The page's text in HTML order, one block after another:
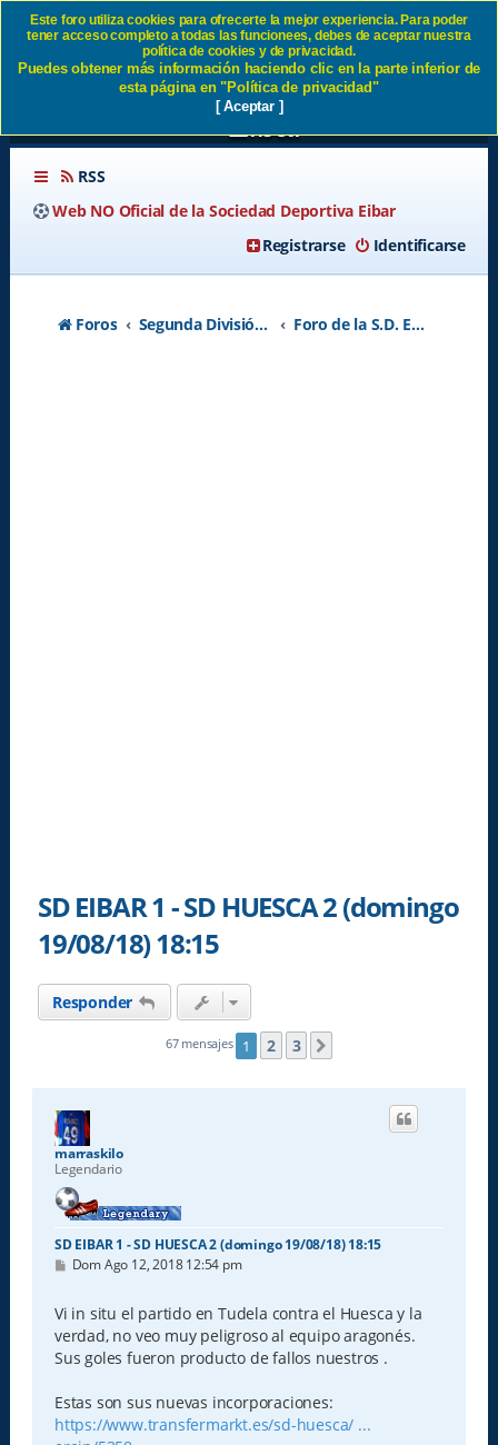
SD EIBAR 1 - SD HUESCA 2
(domingo 19/08/18) 18:15 SD
Eibar
RSS
Web NO Oficial de la Sociedad Deportiva Eibar
Identificarse
Registrarse
Foros Segunda División A - Temporada 2026-2027 Foro de la S.D. Eibar
SD EIBAR 1 - SD HUESCA 2 (domingo
19/08/18) 18:15
Responder
67 mensajes 1 2 3
marraskilo
Legendario
SD EIBAR 1 - SD HUESCA 2 (domingo 19/08/18) 18:15
M
s
a
j
e
Dom Ago 12, 2018 12:54 pm
Vi in situ el partido en Tudela contra el Huesca y la
verdad, no veo muy peligroso al equipo aragonés.
Sus goles fueron producto de fallos nuestros .
Estas son sus nuevas incorporaciones:
https://www.transfermarkt.es/sd-huesca/ ...
Este foro utiliza cookies para ofrecerte la mejor experiencia. Para poder
tener acceso completo a todas las funcionees, debes de aceptar nuestra
política de cookies y de privacidad.
Puedes obtener más información haciendo clic en la parte inferior de
esta página en "Política de privacidad"
[ Aceptar ]